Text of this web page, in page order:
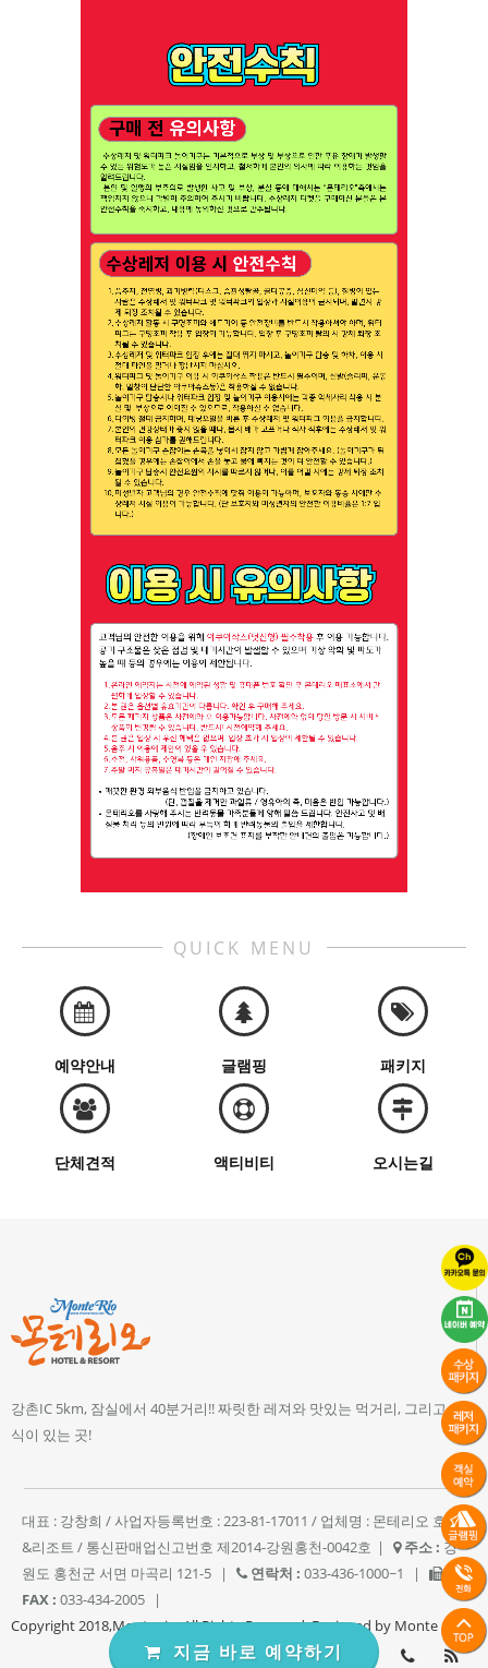
지금 바로 예약하기
QUICK MENU
예약안내 글램핑 패키지
단체견적 액티비티 오시는길
강촌IC 5km, 잠실에서 40분거리!! 짜릿한 레져와 맛있는 먹거리, 그리고 휴
식이 있는 곳!
대표 : 강창희 / 사업자등록번호 : 223-81-17011 / 업체명 : 몬테리오 호텔
&리조트 / 통신판매업신고번호 제2014-강원홍천-0042호 | 주소 : 강
원도 홍천군 서면 마곡리 121-5
| 연락처 : 033-436-1000~1
|
FAX : 033-434-2005
|
Copyright 2018,Monte rio. All Rights Reserved. Designed by Monte rio.